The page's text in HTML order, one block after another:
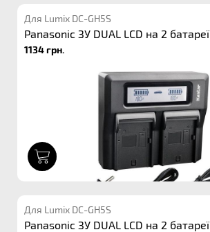
Для Lumix DC-GH5S
Panasonic ЗУ DUAL LCD на 2 батареї
1134 грн.
Для Lumix DC-GH5S
Panasonic ЗУ DUAL LCD на 2 батареї